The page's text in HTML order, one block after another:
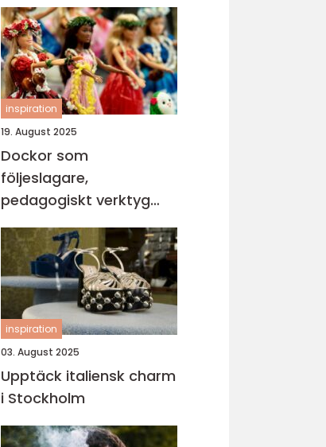
inspiration
19. August 2025
Dockor som
följeslagare,
pedagogiskt verktyg
och trygghet i vardagen
inspiration
03. August 2025
Upptäck italiensk charm
i Stockholm